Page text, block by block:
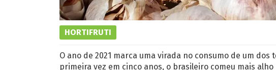
HORTIFRUTI
O ano de 2021 marca uma virada no consumo de um
primeira vez em cinco anos, o brasileiro comeu mais